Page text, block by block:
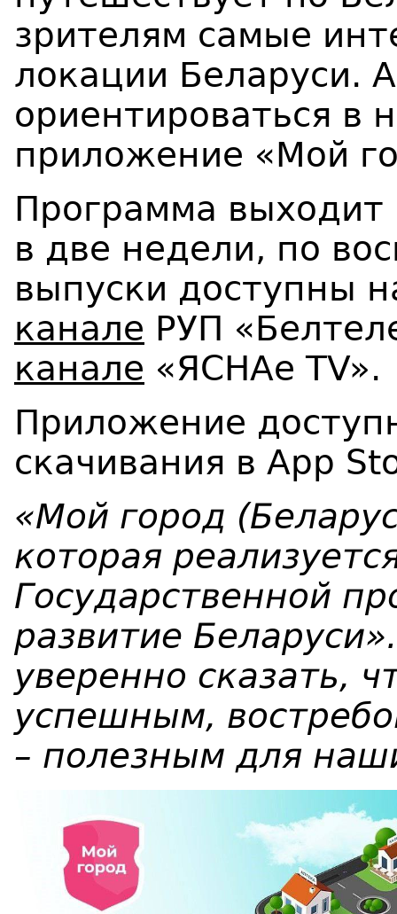
зрителям самые
локации Беларуси.
ориентироваться в
приложение «Мой
Программа
в две недели, по
выпуски доступны
канале РУП
канале «ЯСНАе TV».
Приложение
скачивания в App
«Мой город
которая
Государственной
развитие Беларуси».
уверенно сказать,
успешным,
– полезным для